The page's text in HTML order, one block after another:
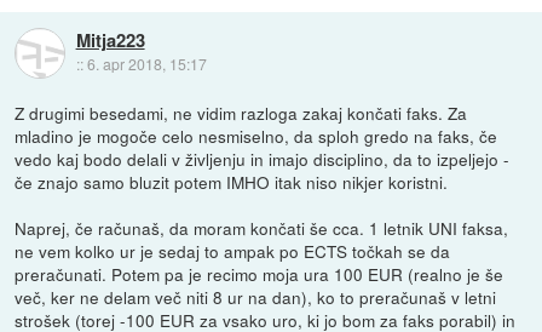
Mitja223
::6. apr 2018, 15:17
Z drugimi besedami, ne vidim razloga zakaj končati faks. Za
mladino je mogoče celo nesmiselno, da sploh gredo na faks, če
vedo kaj bodo delali v življenju in imajo disciplino, da to izpeljejo -
če znajo samo bluzit potem IMHO itak niso nikjer koristni.
Naprej, če računaš, da moram končati še cca. 1 letnik UNI faksa,
ne vem kolko ur je sedaj to ampak po ECTS točkah se da
preračunati. Potem pa je recimo moja ura 100 EUR (realno je še
več, ker ne delam več niti 8 ur na dan), ko to preračunaš v letni
strošek (torej -100 EUR za vsako uro, ki jo bom za faks porabil) in